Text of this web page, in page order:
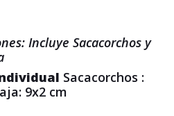
Incluye Sacacorchos y
Sacacorchos :
9x2 cm